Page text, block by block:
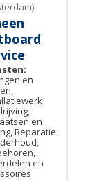
en
en
Reparatie
en